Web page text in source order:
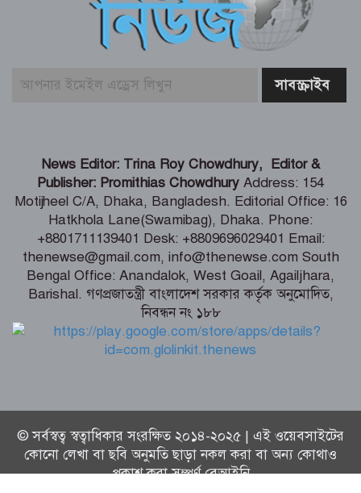
তরুণদের নেতৃত্বেই টেকসই হবে প্রযুক্তিনির্ভর
উন্নয়ন – তথ্যপ্রযুক্তি মন্ত্রী
বেনাপোল ইমিগ্রেশন পরিদর্শনে এসবি প্রধান,
কালীগঞ্জে শিক্ষার্থীদের দক্ষতা ও ক্যারিয়ার
উন্নয়ন বিষয়ক মোটিভেশনাল সেমিনার
শৈলকুপায় ৩ হাজার কৃষকের মাঝে
গ্রীষ্মকালীন পেঁয়াজের বীজ বিতরণ
নারীকে জোরপূর্বক অর্ধউলঙ্গ করে যুবদল
কর্মীর ভিডিও ধারন, অতঃপর
News Editor: Trina Roy Chowdhury, Editor &
Publisher: Promithias Chowdhury Address: 154
Motijheel C/A, Dhaka, Bangladesh. Editorial Office: 16
Hatkhola Lane(Swamibag), Dhaka. Phone:
+8801711139401 Desk: +8809696029401 Email:
thenewse@gmail.com, info@thenewse.com South
Bengal Office: Anandalok, West Goail, Agailjhara,
Barishal. গণপ্রজাতন্ত্রী বাংলাদেশ সরকার কর্তৃক অনুমোদিত,
নিবন্ধন নং ১৮৮
© সর্বস্বত্ব স্বত্বাধিকার সংরক্ষিত ২০১৪-২০২৫ | এই ওয়েবসাইটের
কোনো লেখা বা ছবি অনুমতি ছাড়া নকল করা বা অন্য কোথাও
প্রকাশ করা সম্পূর্ণ বেআইনি